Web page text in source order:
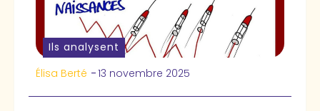
Ils analysent
Élisa Berté -13 novembre 2025